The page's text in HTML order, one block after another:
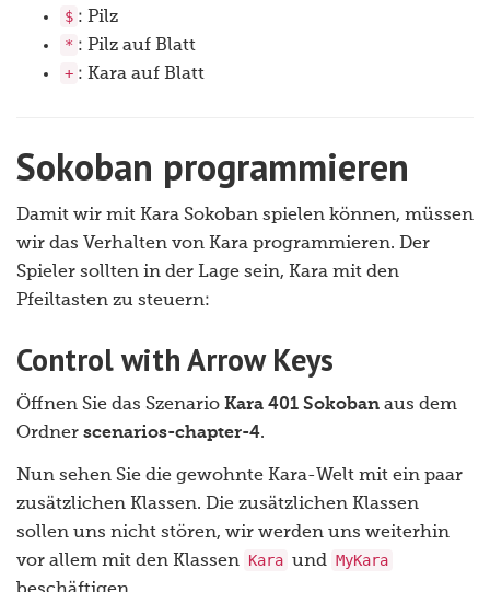
$ : Pilz
* : Pilz auf Blatt
+ : Kara auf Blatt
Sokoban programmieren
Damit wir mit Kara Sokoban spielen können, müssen
wir das Verhalten von Kara programmieren. Der
Spieler sollten in der Lage sein, Kara mit den
Pfeiltasten zu steuern:
Control with Arrow Keys
Öffnen Sie das Szenario Kara 401 Sokoban aus dem
Ordner scenarios-chapter-4.
Nun sehen Sie die gewohnte Kara-Welt mit ein paar
zusätzlichen Klassen. Die zusätzlichen Klassen
sollen uns nicht stören, wir werden uns weiterhin
vor allem mit den Klassen Kara und MyKara